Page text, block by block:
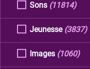
Sons (11814)
Jeunesse (3837)
Images (1060)